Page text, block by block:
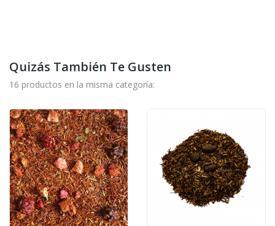
Quizás También Te Gusten
16 productos en la misma categoría: